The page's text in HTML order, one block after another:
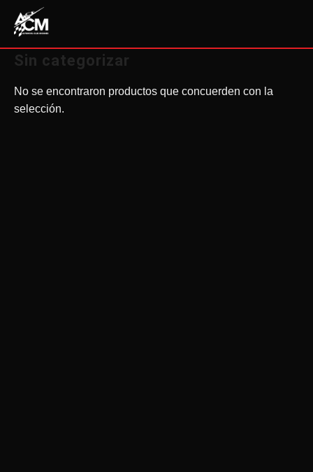
CUENTA
Sin categorizar
No se encontraron productos que concuerden con la
selección.